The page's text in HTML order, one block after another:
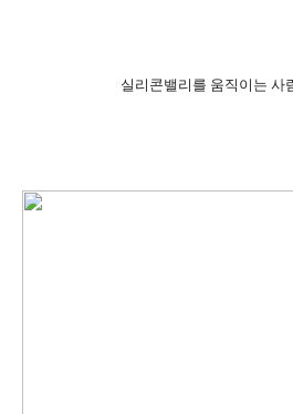
실리콘밸리를 움직이는 사